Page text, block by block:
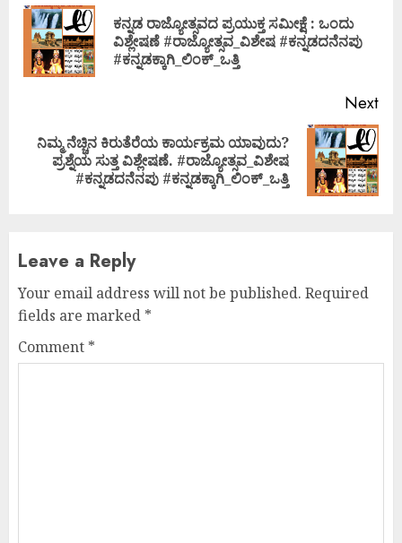
Readingಕನ್ನಡ ರಾಜ್ಯೋತ್ಸವದ ಪ್ರಯುಕ್ತ ಸಮೀಕ್ಷೆ : ಒಂದು
ವಿಶ್ಲೇಷಣೆ #ರಾಜ್ಯೋತ್ಸವ_ವಿಶೇಷ #ಕನ್ನಡದನೆನಪು
#ಕನ್ನಡಕ್ಕಾಗಿ_ಲಿಂಕ್_ಒತ್ತಿ
Next
Next
ನಿಮ್ಮ ನೆಚ್ಚಿನ ಕಿರುತೆರೆಯ ಕಾರ್ಯಕ್ರಮ ಯಾವುದು?
ಪ್ರಶ್ನೆಯ ಸುತ್ತ ವಿಶ್ಲೇಷಣೆ. #ರಾಜ್ಯೋತ್ಸವ_ವಿಶೇಷ
#ಕನ್ನಡದನೆನಪು #ಕನ್ನಡಕ್ಕಾಗಿ_ಲಿಂಕ್_ಒತ್ತಿ
Leave a Reply
Your email address will not be published. Required
fields are marked *
Comment *